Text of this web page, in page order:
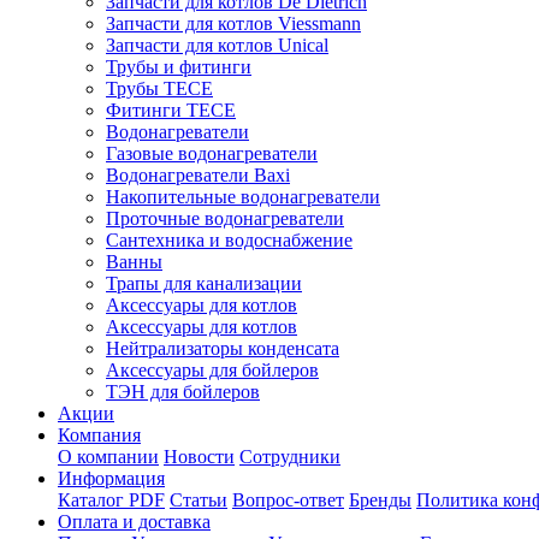
Запчасти для котлов Viessmann
Запчасти для котлов Unical
Трубы и фитинги
Трубы TECE
Фитинги TECE
Водонагреватели
Газовые водонагреватели
Водонагреватели Baxi
Накопительные водонагреватели
Проточные водонагреватели
Сантехника и водоснабжение
Ванны
Трапы для канализации
Аксессуары для котлов
Аксессуары для котлов
Нейтрализаторы конденсата
Аксессуары для бойлеров
ТЭН для бойлеров
Акции
Компания
О компании Новости Сотрудники
Информация
Каталог PDF Статьи Вопрос-ответ Бренды Политика
Оплата и доставка